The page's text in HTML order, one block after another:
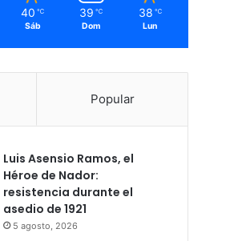
40 ℃
Sáb
39 ℃
Dom
38 ℃
Lun
Popular
Luis Asensio Ramos, el
Héroe de Nador:
resistencia durante el
asedio de 1921
5 agosto, 2026